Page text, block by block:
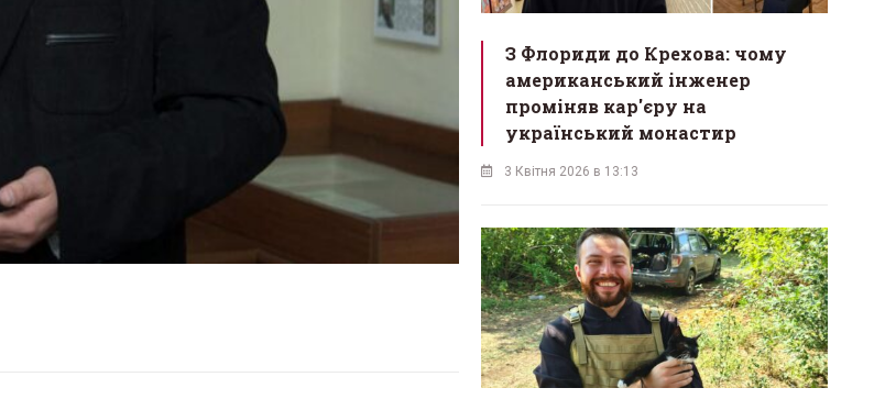
З Флориди до Крехова: чому
американський інженер
проміняв кар'єру на
український монастир
3 Квітня 2026 в 13:13